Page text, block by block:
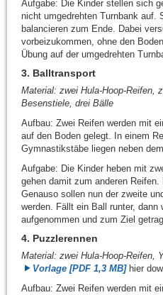
Aufgabe: Die Kinder stellen sich
nicht umgedrehten Turnbank auf.
balancieren zum Ende. Dabei
vorbeizukommen, ohne den
Übung auf der umgedrehten
3. Balltransport
Material: zwei Hula-Hoop-Reifen,
Besenstiele, drei Bälle
Aufbau: Zwei Reifen werden mit
auf den Boden gelegt. In einem
Gymnastikstäbe liegen neben
Aufgabe: Die Kinder heben mit
gehen damit zum anderen
Genauso sollen nun der zweite
werden. Fällt ein Ball runter, dann
aufgenommen und zum Ziel
4. Puzzlerennen
Material: zwei Hula-Hoop-Reifen,
Vorlage [PDF 1,3 MB] hier
Aufbau: Zwei Reifen werden mit